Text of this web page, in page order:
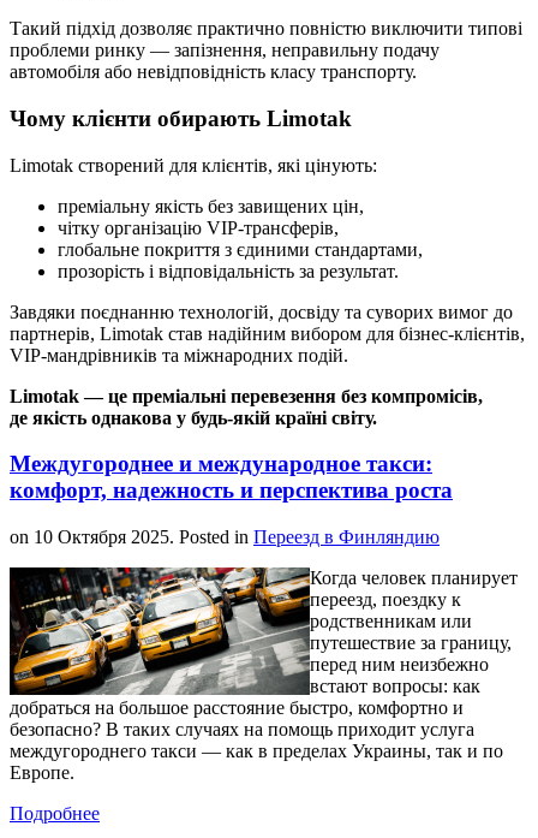
Такий підхід дозволяє практично повністю виключити типові
проблеми ринку — запізнення, неправильну подачу
автомобіля або невідповідність класу транспорту.
Чому клієнти обирають Limotak
Limotak створений для клієнтів, які цінують:
преміальну якість без завищених цін,
чітку організацію VIP-трансферів,
глобальне покриття з єдиними стандартами,
прозорість і відповідальність за результат.
Завдяки поєднанню технологій, досвіду та суворих вимог до
партнерів, Limotak став надійним вибором для бізнес-клієнтів,
VIP-мандрівників та міжнародних подій.
Limotak — це преміальні перевезення без компромісів,
де якість однакова у будь-якій країні світу.
Междугороднее и международное такси:
комфорт, надежность и перспектива роста
on 10 Октября 2025. Posted in Переезд в Финляндию
Когда человек планирует
переезд, поездку к
родственникам или
путешествие за границу,
перед ним неизбежно
встают вопросы: как
добраться на большое расстояние быстро, комфортно и
безопасно? В таких случаях на помощь приходит услуга
междугороднего такси — как в пределах Украины, так и по
Европе.
Подробнее